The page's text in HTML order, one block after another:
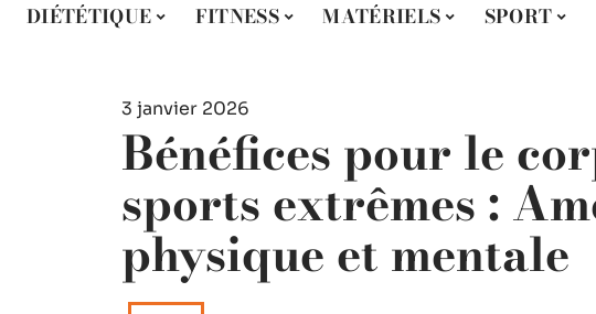
DIÉTÉTIQUE FITNESS MATÉRIELS SPORT
3 janvier 2026
Bénéfices pour le
sports extrêmes :
physique et mentale